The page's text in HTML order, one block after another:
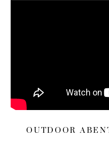
OUTDOOR